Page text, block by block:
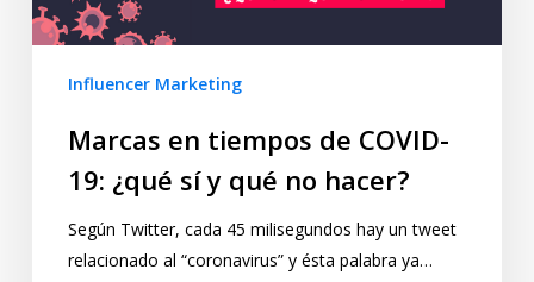
Influencer Marketing
Marcas en tiempos de COVID-
19: ¿qué sí y qué no hacer?
Según Twitter, cada 45 milisegundos hay un tweet
relacionado al “coronavirus” y ésta palabra ya…